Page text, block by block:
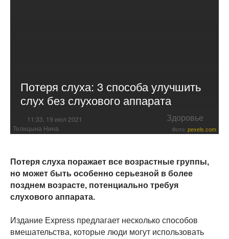
Потеря слуха: 3 способа улучшить
слух без слухового аппарата
11:33, 19 июл 2021 Здоровье
Телицына Нина Фото: pexels.com
Потеря слуха поражает все возрастные группы,
но может быть особенно серьезной в более
позднем возрасте, потенциально требуя
слухового аппарата.
Издание Express предлагает несколько способов
вмешательства, которые люди могут использовать